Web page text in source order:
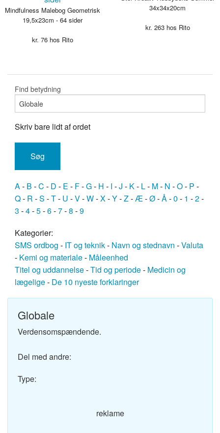
Mindfulness Malebog Geometrisk
19,5x23cm - 64 sider
kr. 76 hos Rito
34x34x20cm
kr. 263hos Rito
Find betydning
Skriv bare lidt af ordet
A- B -C - D - E - F-G- H - I -J - K- L- M- N -O- P -
Q- R -S -T- U -V-W-X-Y-Z-Æ-Ø-Å-0 - 1 -2-
3 -4-5-6-7-8 -9
Kategorier:
SMS ordbog - IT og teknik- Navn og stednavn -Valuta
- Kemi og materiale- Måleenhed
Titel og uddannelse-Tid og periode- Medicin og
lægelige- De 10 nyeste forklaringer
Globale
Verdensomspændende.
Del med andre:
Type:
reklame